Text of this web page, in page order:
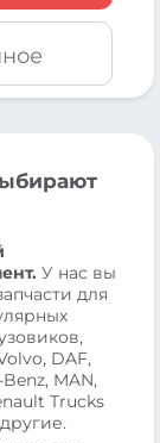
У нас вы
для
DAF,
MAN,
Trucks